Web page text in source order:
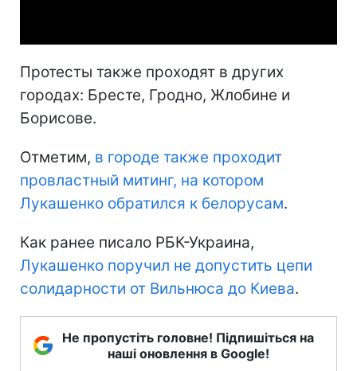
Протесты также проходят в других
городах: Бресте, Гродно, Жлобине и
Борисове.
Отметим, в городе также проходит
провластный митинг, на котором
Лукашенко обратился к белорусам.
Как ранее писало РБК-Украина,
Лукашенко поручил не допустить цепи
солидарности от Вильнюса до Киева.
Не пропустіть головне! Підпишіться на
наші оновлення в Google!